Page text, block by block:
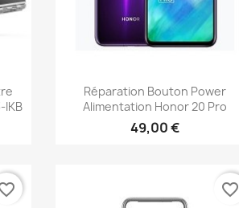
IKB
Aperçu rapide
Réparation Bouton Power
Alimentation Honor 20 Pro
49,00 €
favorite_border